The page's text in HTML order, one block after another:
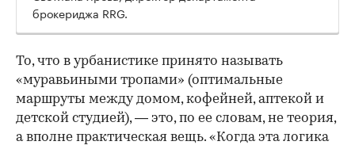
00:00
брокериджа RRG.
То, что в урбанистике принято называть
«муравьиными тропами» (оптимальные
маршруты между домом, кофейней, аптекой и
детской студией), — это, по ее словам, не теория,
а вполне практическая вещь. «Когда эта логика